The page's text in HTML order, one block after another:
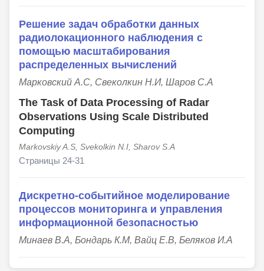
Решение задач обработки данных
радиолокационного наблюдения с
помощью масштабирования
распределенных вычислений
Марковский А.С, Свеколкин Н.И, Шаров С.А
The Task of Data Processing of Radar
Observations Using Scale Distributed
Computing
Markovskiy A.S, Svekolkin N.I, Sharov S.A
Страницы 24-31
Дискретно-событийное моделирование
процессов мониторинга и управления
информационной безопасностью
Минаев В.А, Бондарь К.М, Вайц Е.В, Беляков И.А